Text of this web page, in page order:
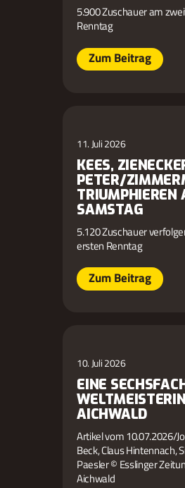
5.900 Zuschauer am
Renntag
Zum Beitrag
11. Juli 2026
KEES,
PETER/
TRIUMPHIEREN
SAMSTAG
5.120 Zuschauer
ersten Renntag
Zum Beitrag
10. Juli 2026
EINE
AICHWALD
Artikel vom 10.07.2026/
Beck, Claus Hintennach,
Paesler © Esslinger
Aichwald